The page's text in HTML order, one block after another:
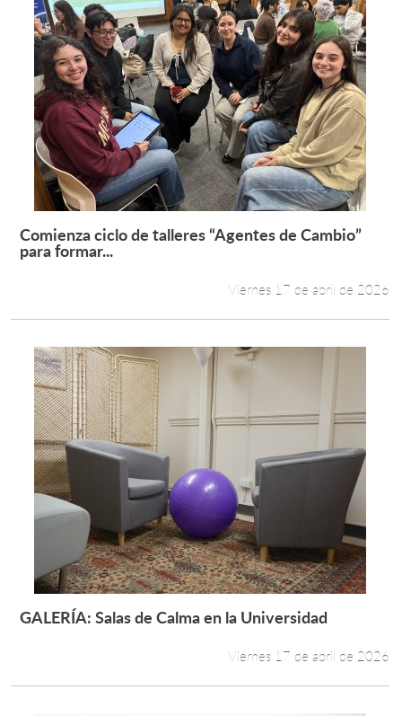
Leer más +
Comienza ciclo de talleres “Agentes de Cambio”
para formar...
Viernes 17 de abril de 2026
Leer más +
GALERÍA: Salas de Calma en la Universidad
Viernes 17 de abril de 2026